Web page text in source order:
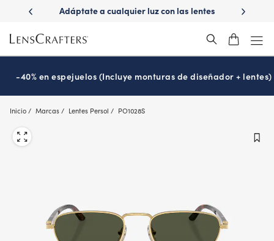
main
content
lentes
¿Es hora de tu examen de la vista?
Disfruta -
-40% en espejuelos (Incluye monturas de diseñador + lentes)
Inicio Marcas Lentes Persol PO1028S